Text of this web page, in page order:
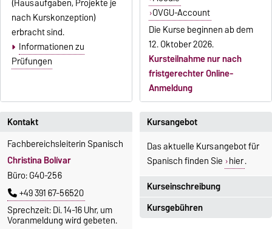
(Hausaufgaben, Projekte je
nach Kurskonzeption)
erbracht sind.
Informationen zu
Prüfungen
OVGU-Account
Die Kurse beginnen ab dem
12. Oktober 2026.
Kursteilnahme nur nach
fristgerechter Online-
Anmeldung
Kontakt
Fachbereichsleiterin Spanisch
Christina Bolívar
Büro: G40-256
+49 391 67-56520
Sprechzeit: Di. 14-16 Uhr, um
Voranmeldung wird gebeten.
Kurseinschreibung
Einschreibezeitraum:
Kursangebot
Das aktuelle Kursangebot für
Spanisch finden Sie hier.
Kursgebühren